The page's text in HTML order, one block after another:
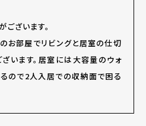
ざいます。
お部屋でリビングと居室の仕切
います。居室には大容量のウォ
ので2人入居での収納面で困る